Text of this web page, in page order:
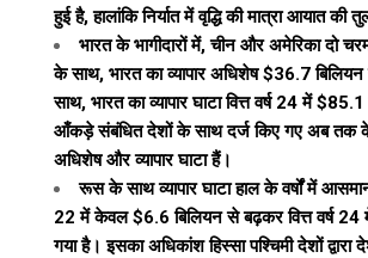
हुई है, हालांकि निर्यात में वृद्धि की मात्रा आयात
भारत के भागीदारों में, चीन और अमेरिका दो
के साथ, भारत का व्यापार अधिशेष $36.7
साथ, भारत का व्यापार घाटा वित्त वर्ष 24 में
आँकड़े संबंधित देशों के साथ दर्ज किए गए अब तक
अधिशेष और व्यापार घाटा हैं।
रूस के साथ व्यापार घाटा हाल के वर्षों में आसमान
22 में केवल $6.6 बिलियन से बढ़कर वित्त वर्ष 24
गया है। इसका अधिकांश हिस्सा पश्चिमी देशों द्वारा